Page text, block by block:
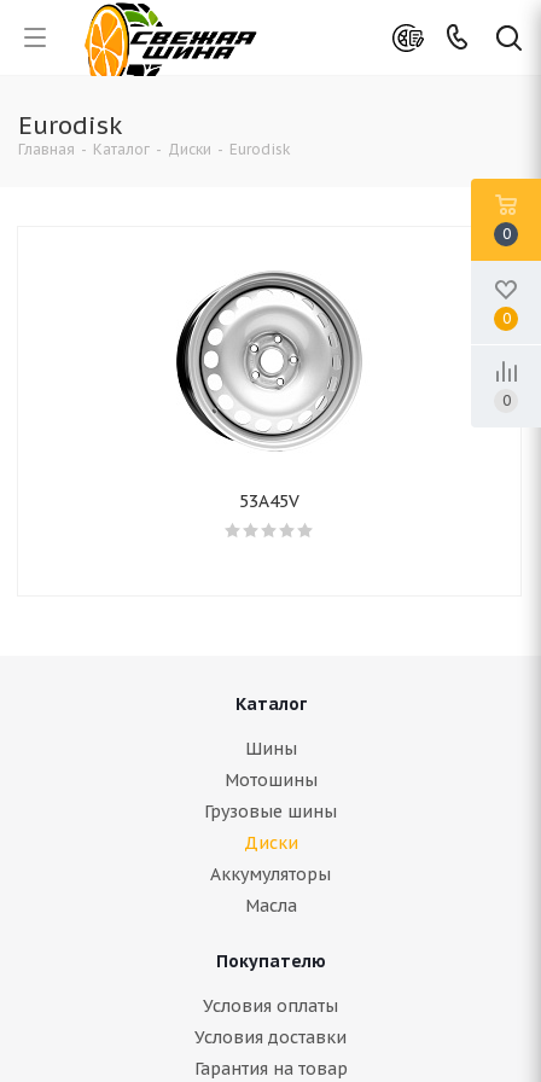
Eurodisk
Главная - Каталог - Диски - Eurodisk
53A45V
Каталог
Шины
Мотошины
Грузовые шины
Диски
Аккумуляторы
Масла
Покупателю
Условия оплаты
Условия доставки
Гарантия на товар
0
0
0